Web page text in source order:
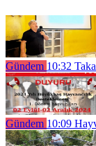
Gündem 10:32
Gündem 10:09